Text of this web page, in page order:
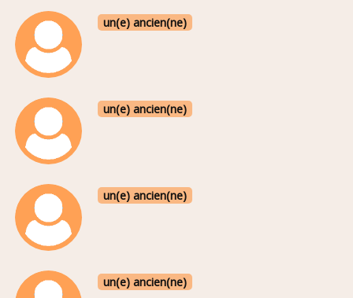
un(e) ancien(ne)
un(e) ancien(ne)
un(e) ancien(ne)
un(e) ancien(ne)